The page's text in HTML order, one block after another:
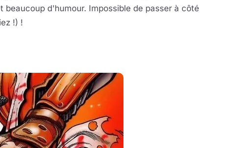
beaucoup d'humour. Impossible de passer à côté
!) !